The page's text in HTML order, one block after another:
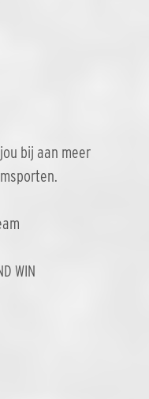
bij aan meer
WIN